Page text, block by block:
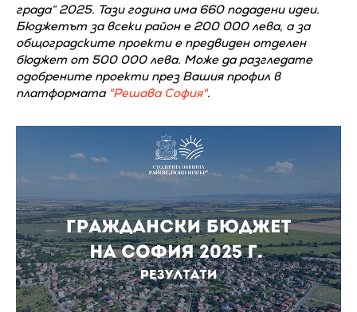
града“ 2025. Тази година има 660 подадени идеи.
Бюджетът за всеки район е 200 000 лева, а за
общоградските проекти е предвиден отделен
бюджет от 500 000 лева. Може да разгледате
одобрените проекти през Вашия профил в
платформата "Решава София".